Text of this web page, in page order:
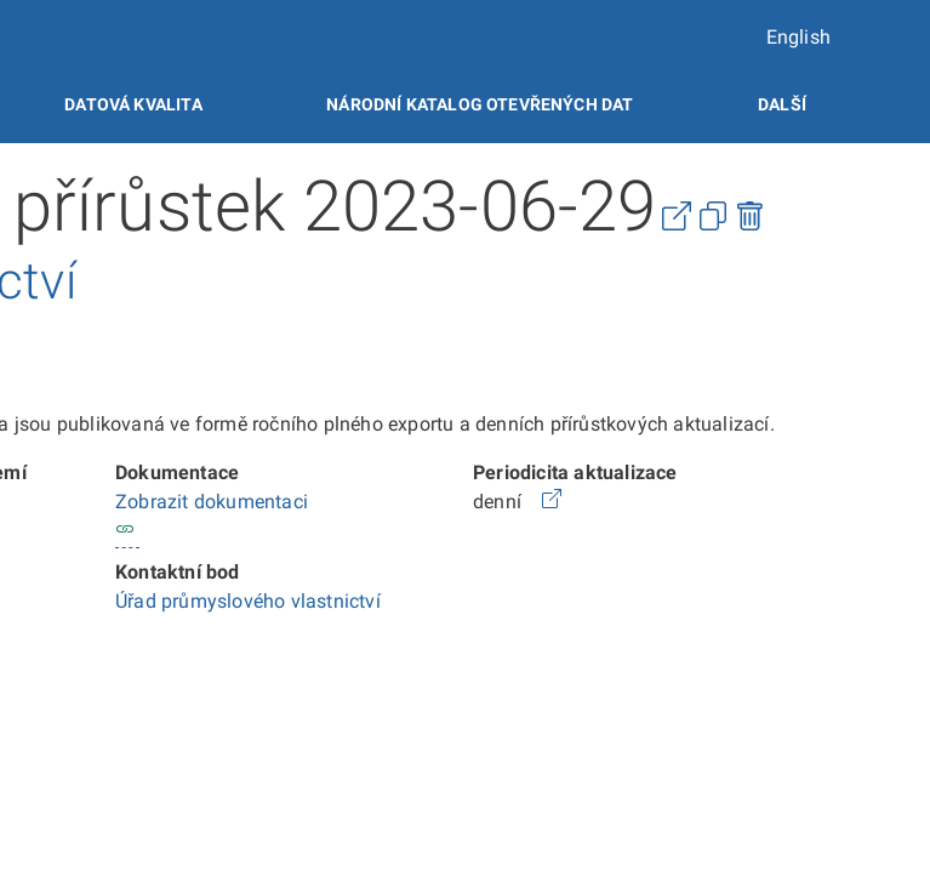
English
DATOVÁ KVALITA NÁRODNÍ KATALOG OTEVŘENÝCH DAT DALŠÍ
2023-06-29
publikovaná ve formě ročního plného exportu a denních přírůstkových aktualizací.
Dokumentace
Zobrazit dokumentaci
Kontaktní bod
Úřad průmyslového vlastnictví
Periodicita aktualizace
denní